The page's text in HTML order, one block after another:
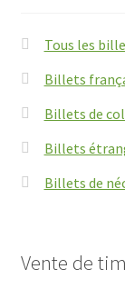
Tous les
Billets
Billets de
Billets
Billets de
Vente de